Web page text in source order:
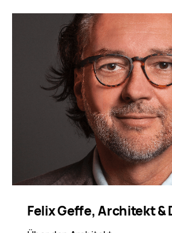
Felix Geffe,Architekt &